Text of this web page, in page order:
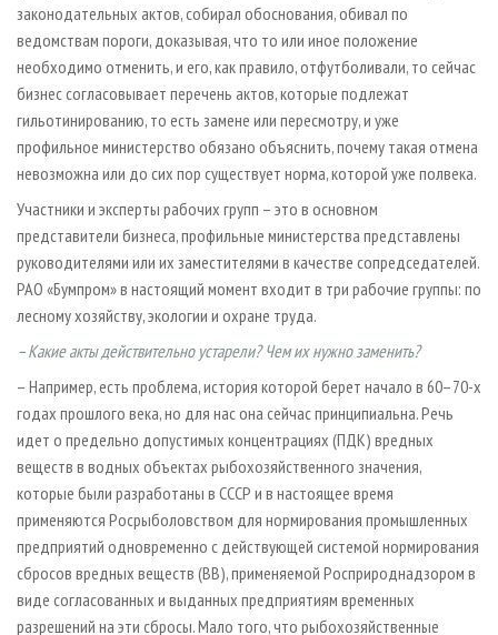
законодательных актов, собирал обоснования, обивал по
ведомствам пороги, доказывая, что то или иное положение
необходимо отменить, и его, как правило, отфутболивали, то сейчас
бизнес согласовывает перечень актов, которые подлежат
гильотинированию, то есть замене или пересмотру, и уже
профильное министерство обязано объяснить, почему такая отмена
невозможна или до сих пор существует норма, которой уже полвека.
Участники и эксперты рабочих групп – это в основном
представители бизнеса, профильные министерства представлены
руководителями или их заместителями в качестве сопредседателей.
РАО «Бумпром» в настоящий момент входит в три рабочие группы: по
лесному хозяйству, экологии и охране труда.
– Какие акты действительно устарели? Чем их нужно заменить?
– Например, есть проблема, история которой берет начало в 60–70-х
годах прошлого века, но для нас она сейчас принципиальна. Речь
идет о предельно допустимых концентрациях (ПДК) вредных
веществ в водных объектах рыбохозяйственного значения,
которые были разработаны в СССР и в настоящее время
применяются Росрыболовством для нормирования промышленных
предприятий одновременно с действующей системой нормирования
сбросов вредных веществ (ВВ), применяемой Росприроднадзором в
виде согласованных и выданных предприятиям временных
разрешений на эти сбросы. Мало того, что рыбохозяйственные